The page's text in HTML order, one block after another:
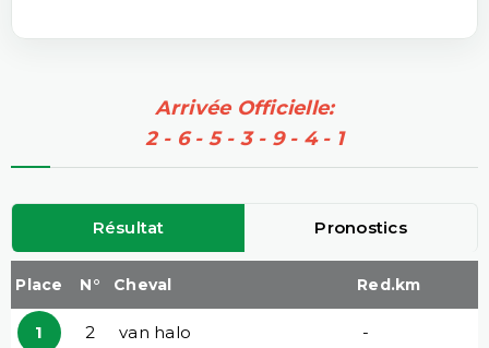
Arrivée Officielle:
2 - 6 - 5 - 3 - 9 - 4 - 1
Résultat Pronostics
Place N° Cheval Red.km
1 2 van halo -